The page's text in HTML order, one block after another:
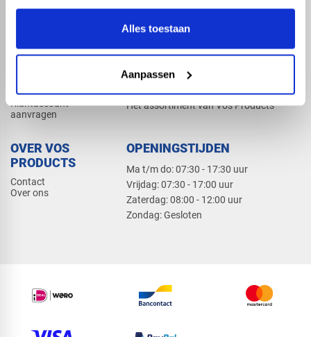
Alles toestaan
Aanpassen
Beregening
Dak en gevel
Klantaccount
aanvragen
PRODUCTCATALOGUS 2026
Het assortiment van Vos Products
OVER VOS
PRODUCTS
Contact
Over ons
OPENINGSTIJDEN
Ma t/m do: 07:30 - 17:30 uur
​Vrijdag: 07:30 - 17:00 uur
​Zaterdag: 08:00 - 12:00 uur
​Zondag: Gesloten